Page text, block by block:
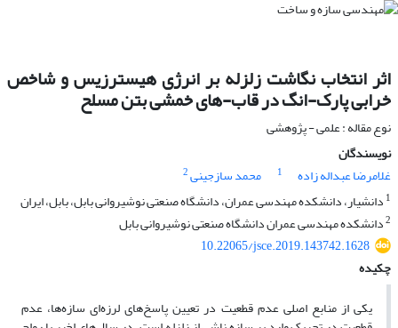
اثر انتخاب نگاشت زلزله بر انرژی هیسترزیس و شاخص
خرابی پارک-انگ در قاب-های خمشی بتن مسلح
نوع مقاله : علمی - پژوهشی
نویسندگان
غلامرضا عبداله زاده
1 محمد سازجینی2
1 دانشیار، دانشکده مهندسی عمران، دانشگاه صنعتی نوشیروانی بابل، بابل، ایران
2دانشکده مهندسی عمران دانشگاه صنعتی نوشیروانی بابل
10.22065/jsce.2019.143742.1628
چکیده
یکی از منابع اصلی عدم قطعیت در تعیین پاسخ‌های لرزه‌ای سازه‌ها، عدم